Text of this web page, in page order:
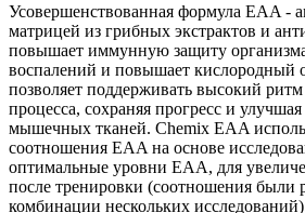
Усовершенствованная формула EAA -
матрицей из грибных экстрактов и
повышает иммунную защиту
воспалений и повышает кислородный
позволяет поддерживать высокий
процесса, сохраняя прогресс и
мышечных тканей. Chemix EAA
соотношения EAA на основе
оптимальные уровни EAA, для
после тренировки (соотношения были
комбинации нескольких